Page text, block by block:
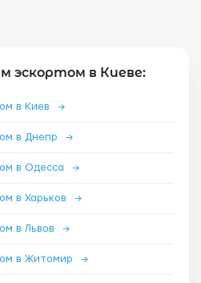
эскортом в Киеве:
в Киев →
в Днепр →
в Одесса →
в Харьков →
в Львов →
в Житомир →